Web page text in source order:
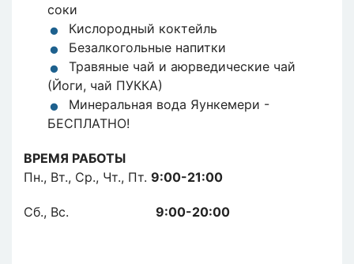
соки
Кислородный коктейль
Безалкогольные напитки
Травяные чай и аюрведические чай
(Йоги, чай ПУККА)
Минеральная вода Яункемери -
БЕСПЛАТНО!
ВРЕМЯ РАБОТЫ
Пн., Вт., Ср., Чт., Пт. 9:00-21:00
Сб., Вс. 9:00-20:00